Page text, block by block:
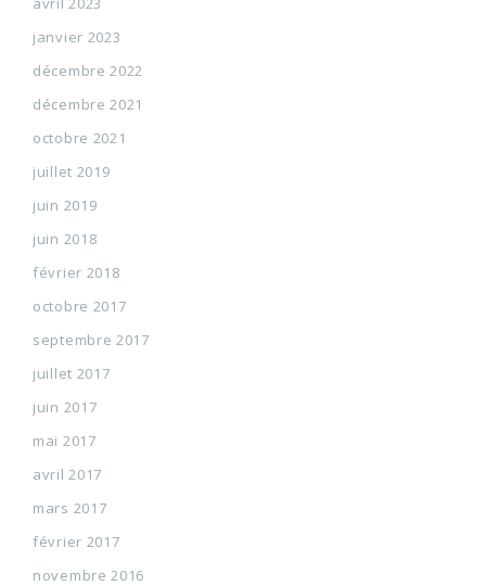
janvier 2023
décembre 2022
décembre 2021
octobre 2021
juillet 2019
juin 2019
juin 2018
février 2018
octobre 2017
septembre 2017
juillet 2017
juin 2017
mai 2017
avril 2017
mars 2017
février 2017
novembre 2016